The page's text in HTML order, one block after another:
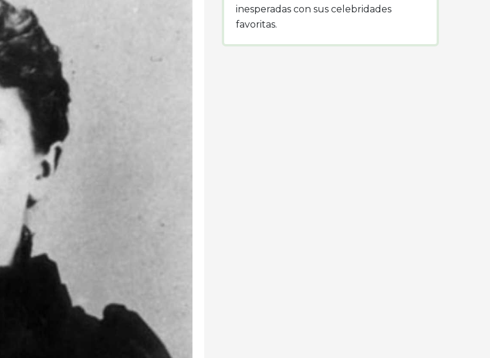
inesperadas con sus celebridades
favoritas.